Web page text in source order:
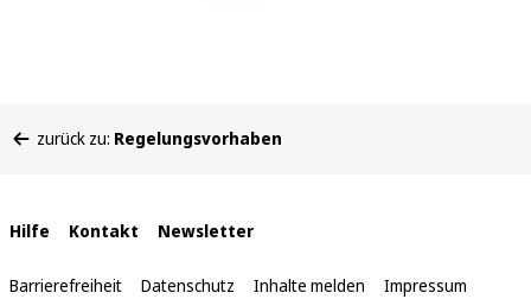
befinden
zurück zu: Regelungsvorhaben
Interne
Links
Hilfe Kontakt Newsletter
Barrierefreiheit Datenschutz Inhalte melden Impressum